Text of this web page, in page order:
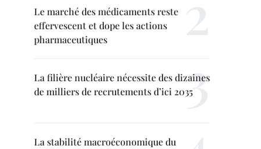
Le marché des médicaments reste
effervescent et dope les actions
pharmaceutiques
La filière nucléaire nécessite des dizaines
de milliers de recrutements d’ici 2035
La stabilité macroéconomique du